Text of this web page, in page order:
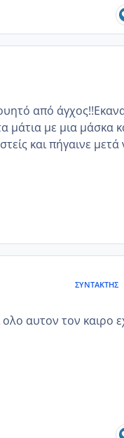
από
μάτια με μια μάσκα
και πήγαινε μετά
ΣΥΝΤΆΚΤΗΣ
ολο αυτον τον καιρο